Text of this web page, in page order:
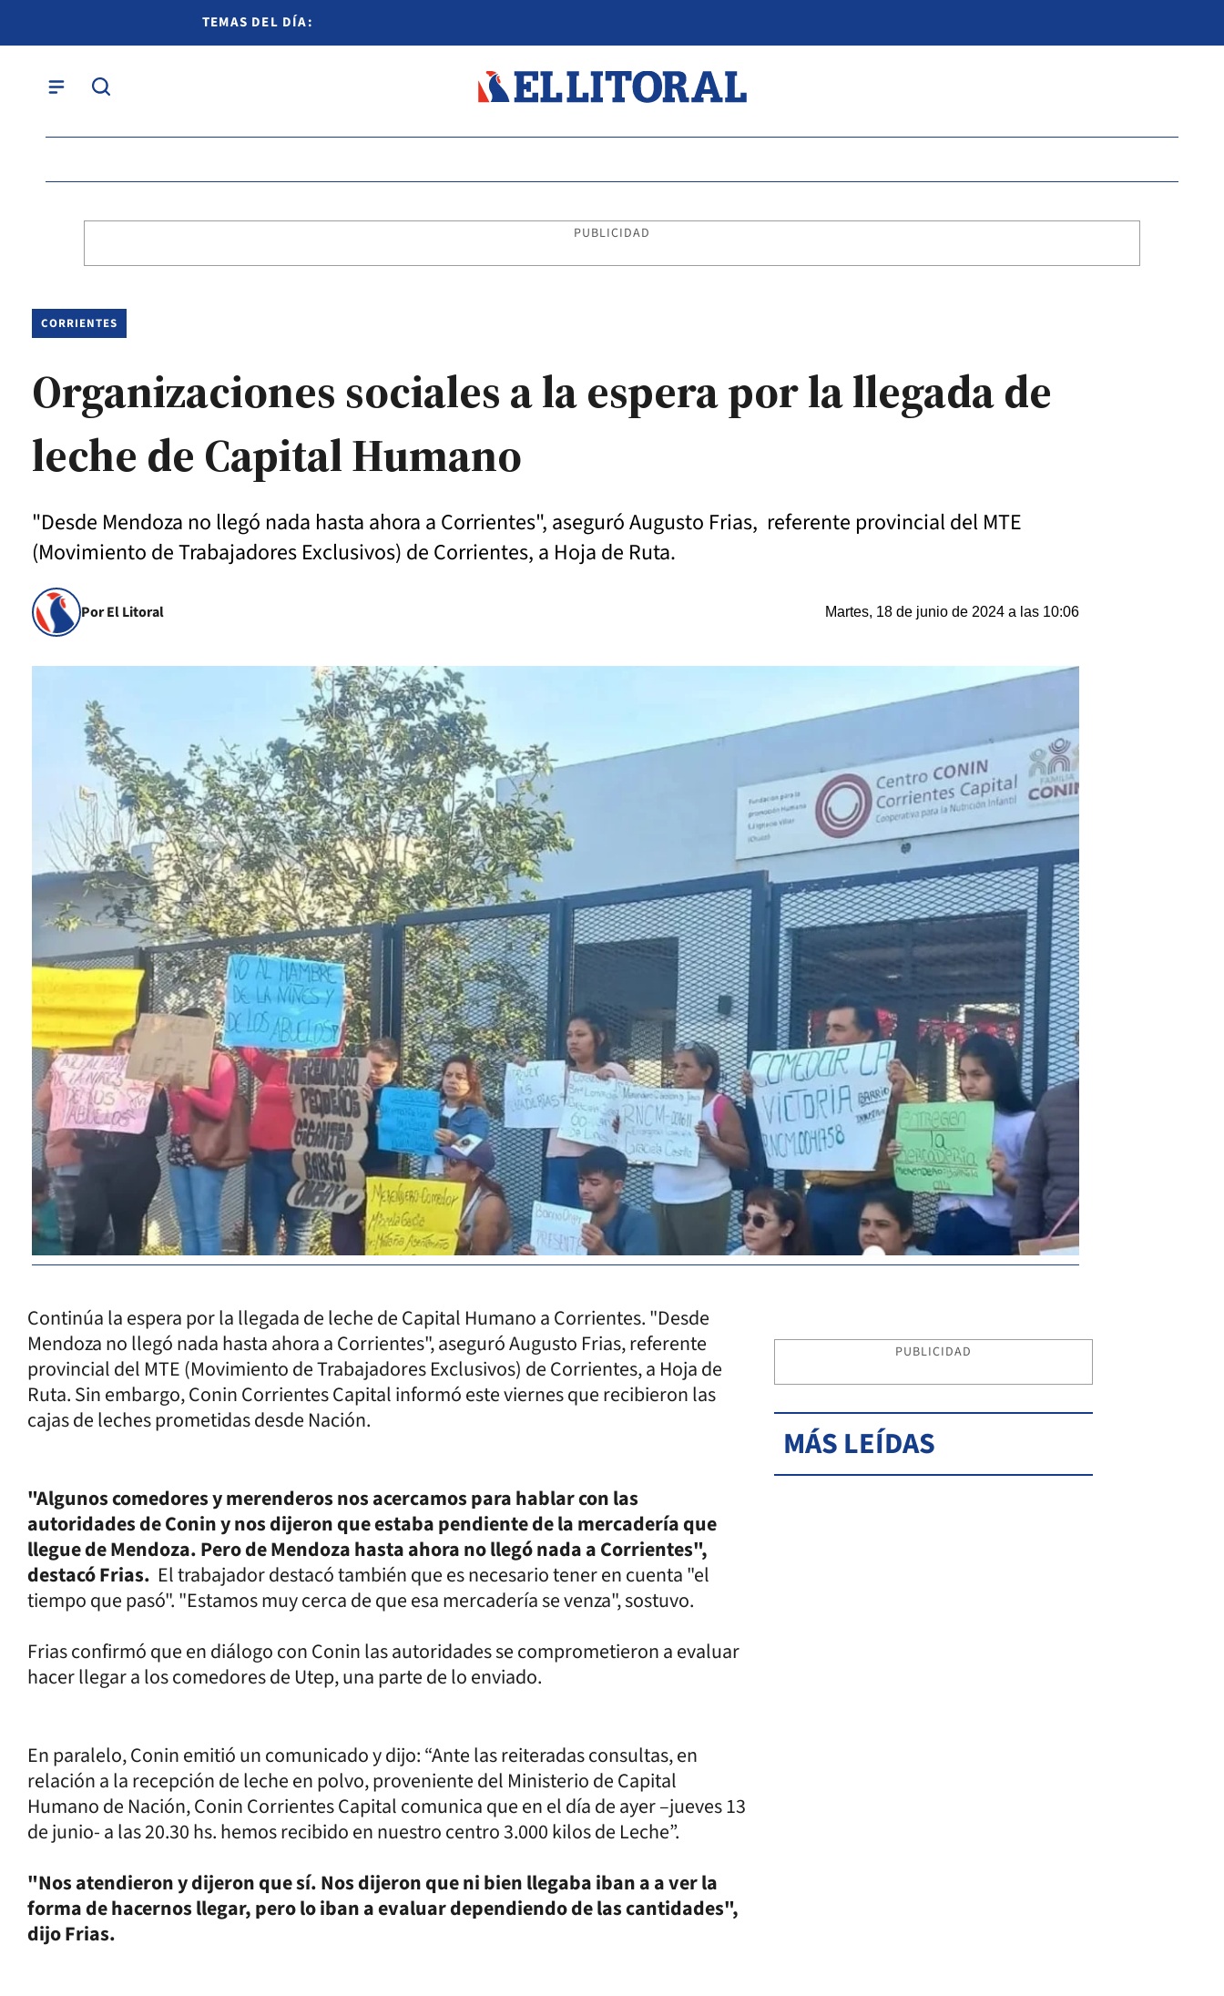
TEMAS DEL DÍA:
PUBLICIDAD
CORRIENTES
Organizaciones sociales a la espera por la llegada de
leche de Capital Humano
"Desde Mendoza no llegó nada hasta ahora a Corrientes", aseguró Augusto Frias, referente provincial del MTE
(Movimiento de Trabajadores Exclusivos) de Corrientes, a Hoja de Ruta.
Por El Litoral Martes, 18 de junio de 2024 a las 10:06
Continúa la espera por la llegada de leche de Capital Humano a Corrientes. "Desde
Mendoza no llegó nada hasta ahora a Corrientes", aseguró Augusto Frias, referente
provincial del MTE (Movimiento de Trabajadores Exclusivos) de Corrientes, a Hoja de
Ruta. Sin embargo, Conin Corrientes Capital informó este viernes que recibieron las
cajas de leches prometidas desde Nación.
"Algunos comedores y merenderos nos acercamos para hablar con las
autoridades de Conin y nos dijeron que estaba pendiente de la mercadería que
llegue de Mendoza. Pero de Mendoza hasta ahora no llegó nada a Corrientes",
destacó Frias. El trabajador destacó también que es necesario tener en cuenta "el
tiempo que pasó". "Estamos muy cerca de que esa mercadería se venza", sostuvo.
Frias confirmó que en diálogo con Conin las autoridades se comprometieron a evaluar
hacer llegar a los comedores de Utep, una parte de lo enviado.
En paralelo, Conin emitió un comunicado y dijo: “Ante las reiteradas consultas, en
relación a la recepción de leche en polvo, proveniente del Ministerio de Capital
Humano de Nación, Conin Corrientes Capital comunica que en el día de ayer –jueves 13
de junio- a las 20.30 hs. hemos recibido en nuestro centro 3.000 kilos de Leche”.
"Nos atendieron y dijeron que sí. Nos dijeron que ni bien llegaba iban a a ver la
forma de hacernos llegar, pero lo iban a evaluar dependiendo de las cantidades",
dijo Frias.
PUBLICIDAD
MÁS LEÍDAS